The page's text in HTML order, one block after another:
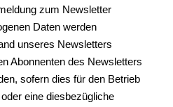
zum Newsletter
Daten werden
unseres Newsletters
Abonnenten des Newsletters
sofern dies für den Betrieb
eine diesbezügliche